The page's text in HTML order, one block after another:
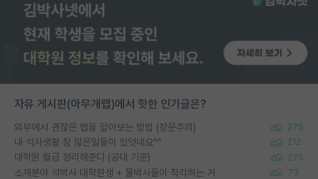
자유 게시판(아무개랩)에서 핫한 인기글은?
외부에서 괜찮은 랩을 알아보는 방법 (장문주의) 275
내 석사생활 참 많은일들이 있엇네요^^ 212
대학원 월급 정리해준다 (공대 기준) 275
소재분야 석박사 대학원생 + 물박사들이 착각하는 거 73